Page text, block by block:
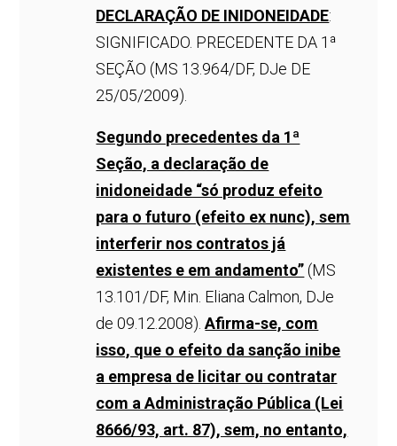
DECLARAÇÃO DE INIDONEIDADE:
SIGNIFICADO. PRECEDENTE DA 1ª
SEÇÃO (MS 13.964/DF, DJe DE
25/05/2009).
Segundo precedentes da 1ª
Seção, a declaração de
inidoneidade “só produz efeito
para o futuro (efeito ex nunc), sem
interferir nos contratos já
existentes e em andamento”(MS
13.101/DF, Min. Eliana Calmon, DJe
de 09.12.2008).Afirma-se, com
isso, que o efeito da sanção inibe
a empresa de licitar ou contratar
com a Administração Pública (Lei
8666/93, art. 87), sem, no entanto,